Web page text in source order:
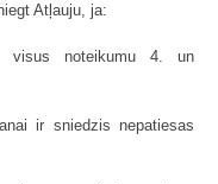
Atļauju, ja:
visus noteikumu 4. un
ir sniedzis nepatiesas